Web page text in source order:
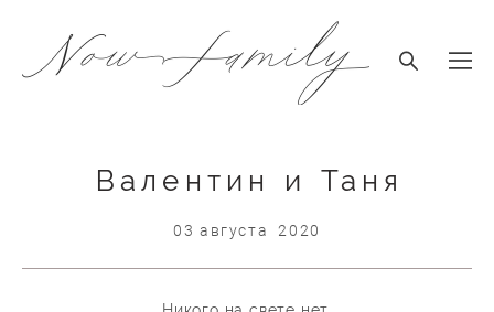
Валентин и Таня
03 августа 2020